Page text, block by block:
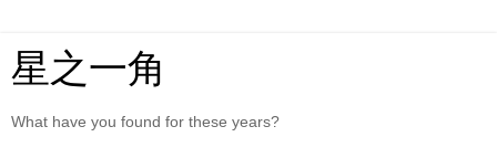
星之一角
What have you found for these years?